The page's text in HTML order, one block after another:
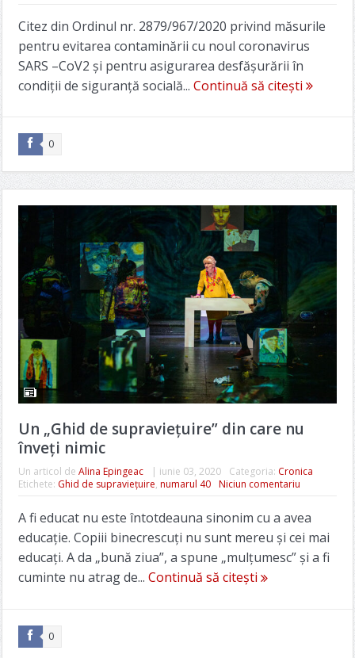
Citez din Ordinul nr. 2879/967/2020 privind măsurile
pentru evitarea contaminării cu noul coronavirus
SARS –CoV2 și pentru asigurarea desfășurării în
condiții de siguranță socială... Continuă să citești
0
Un „Ghid de supravieţuire” din care nu
înveţi nimic
Un articol de Alina Epingeac | iunie 03, 2020 Categoria: Cronica
Etichete: Ghid de supraviețuire, numarul 40 Niciun comentariu
A fi educat nu este întotdeauna sinonim cu a avea
educaţie. Copiii binecrescuţi nu sunt mereu şi cei mai
educaţi. A da „bună ziua”, a spune „mulţumesc” şi a fi
cuminte nu atrag de... Continuă să citești
0